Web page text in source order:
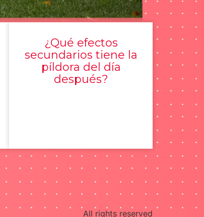
¿Qué efectos
secundarios tiene la
píldora del día
después?
All rights reserved